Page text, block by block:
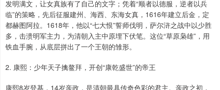
发明满文，让女真族有了自己的文字；凭着“顺者以德服，逆者以兵
临”的策略，先后征服建州、海西、东海女真，1616年建立后金，定
都赫图阿拉。1618年，他以“七大恨”誓师伐明，萨尔浒之战中以少胜
多，击溃明军主力，为清朝入主中原埋下伏笔。这位“草原枭雄”，用
铁血手腕，从底层拼出了一个王朝的雏形。
2. 康熙：少年天子擒鳌拜，开创“康乾盛世”的帝王
康熙8岁登基，14岁亲政，是清朝最具传奇色彩的君主。亲政之初，